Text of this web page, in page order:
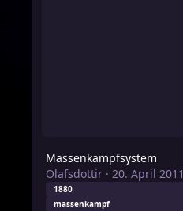
Massenkampfsystem
Olafsdottir· 20. April 2011
1880
massenkampf